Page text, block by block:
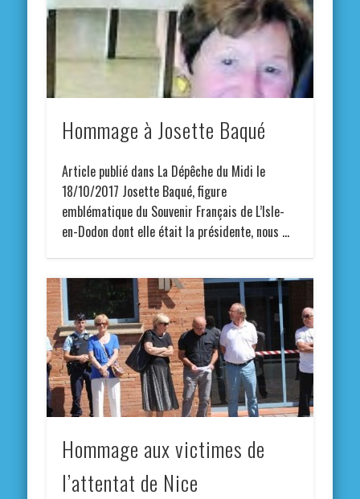
Hommage à Josette Baqué
Article publié dans La Dépêche du Midi le
18/10/2017 Josette Baqué, figure
emblématique du Souvenir Français de L’Isle-
en-Dodon dont elle était la présidente, nous …
Hommage aux victimes de
l’attentat de Nice